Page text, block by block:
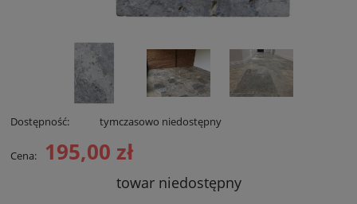
Dostępność: tymczasowo niedostępny
Cena: 195,00 zł
towar niedostępny